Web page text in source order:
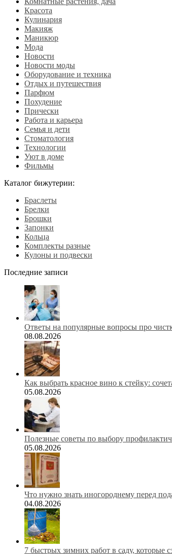
Красота
Кулинария
Макияж
Маникюр
Мода
Новости
Новости моды
Оборудование и техника
Отдых и путешествия
Парфюм
Похудение
Прически
Работа и карьера
Семья и дети
Стоматология
Технологии
Уют в доме
Фильмы
Каталог бижутерии:
Браслеты
Брелки
Брошки
Запонки
Кольца
Комплекты разные
Кулоны и подвески
Последние записи
Ответы на популярные вопросы про
08.08.2026
Как выбрать красное вино к стейку:
05.08.2026
Полезные советы по выбору
05.08.2026
Что нужно знать иногороднему перед
04.08.2026
7 быстрых зимних работ в саду, которые